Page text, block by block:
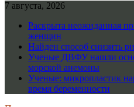
7 августа, 2026
Раскрыта неожиданная
женщин
Найден способ снизить
Ученые ДВФУ нашли
морской анемоны
Ученые: микропластик
время беременности